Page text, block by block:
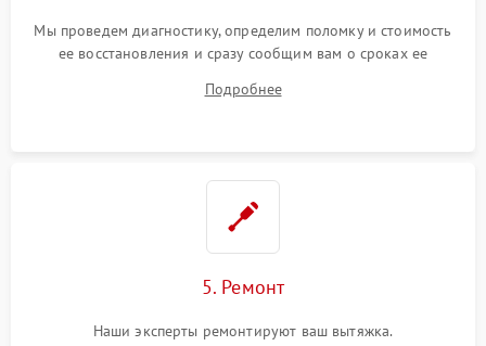
Мы проведем диагностику, определим поломку и стоимость
ее восстановления и сразу сообщим вам о сроках ее
Подробнее
5. Ремонт
Наши эксперты ремонтируют ваш вытяжка.